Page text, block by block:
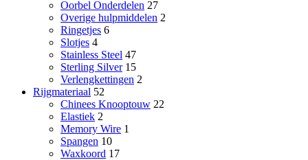
Oorbel Onderdelen 27
Overige hulpmiddelen 2
Ringetjes 6
Slotjes 4
Stainless Steel 47
Sterling Silver 15
Verlengkettingen 2
Rijgmateriaal 52
Chinees Knooptouw 22
Elastiek 2
Memory Wire 1
Spangen 10
Waxkoord 17